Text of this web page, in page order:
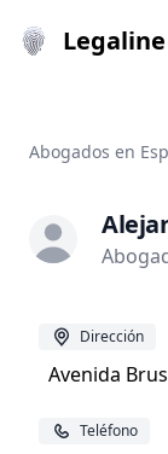
Legaline
Abogados en
Dirección
Avenida
Teléfono